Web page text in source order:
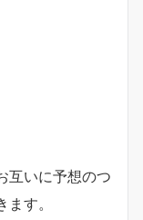
互いに予想のつ
す。